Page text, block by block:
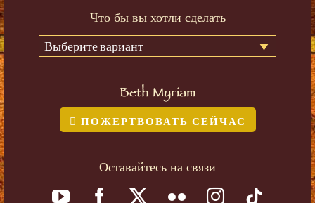
Что бы вы хотли сделать
Выберите вариант
Beth Myriam
ПОЖЕРТВОВАТЬ СЕЙЧАС
Оставайтесь на связи